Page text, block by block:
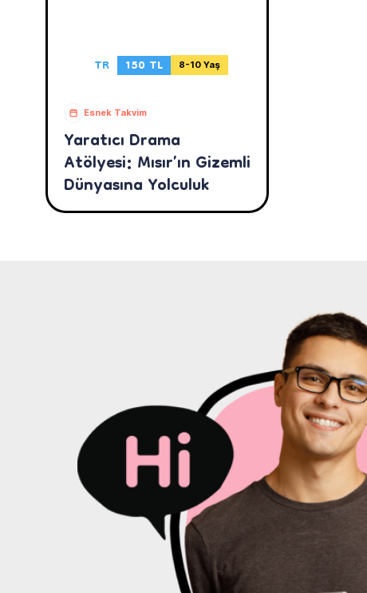
TR 150 TL 8-10 Yaş
Esnek Takvim
Yaratıcı Drama
Atölyesi: Mısır’ın Gizemli
Dünyasına Yolculuk